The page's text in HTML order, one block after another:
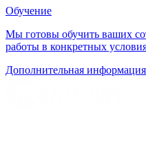
Обучение
Мы готовы обучить ваших
работы в конкретных
Дополнительная информация